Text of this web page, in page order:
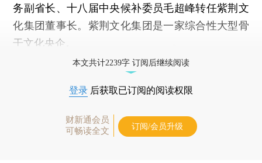
务副省长、十八届中央候补委员毛超峰转任紫荆文
化集团董事长。紫荆文化集团是一家综合性大型骨
干文化央企。
本文共计2239字 订阅后继续阅读
登录 后获取已订阅的阅读权限
财新通会员
可畅读全文
订阅/会员升级